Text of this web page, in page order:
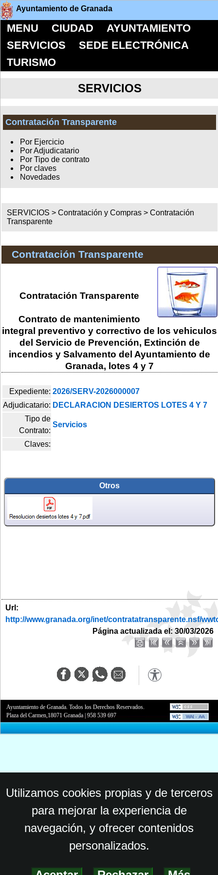
Ayuntamiento de Granada
MENU CIUDAD
AYUNTAMIENTO
SERVICIOS
SEDE ELECTRÓNICA
TURISMO
SERVICIOS
Contratación Transparente
Por Ejercicio
Por Adjudicatario
Por Tipo de contrato
Por claves
Novedades
SERVICIOS >Contratación y Compras >Contratación
Transparente
Contratación Transparente
Contratación Transparente
Contrato de mantenimiento
integral preventivo y correctivo de los vehiculos
del Servicio de Prevención, Extinción de
incendios y Salvamento del Ayuntamiento de
Granada, lotes 4 y 7
Expediente: 2026/SERV-2026000007
Adjudicatario: DECLARACION DESIERTOS LOTES 4 Y 7
Tipo de
Contrato:
Servicios
Claves:
Otros
Url:
http://www.granada.org/inet/contratatransparente.nsf/
Página actualizada el: 30/03/2026
Ayuntamiento de Granada. Todos los Derechos Reservados.
Plaza del Carmen,18071 Granada |958 539 697
Utilizamos cookies propias y de terceros
para mejorar la experiencia de
navegación, y ofrecer contenidos
personalizados.